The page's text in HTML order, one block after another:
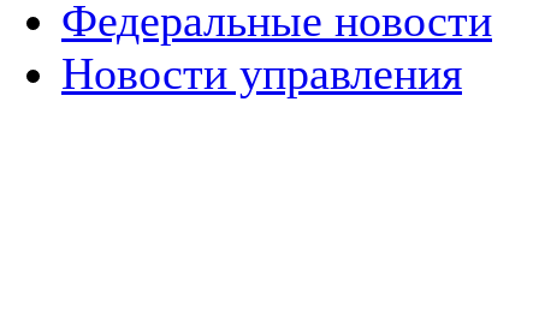
Федеральные новости
Новости управления